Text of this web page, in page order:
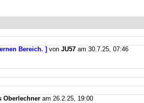
Bereich. ] von JU57 am 30.7.25, 07:46
Oberlechner am 26.2.25, 19:00